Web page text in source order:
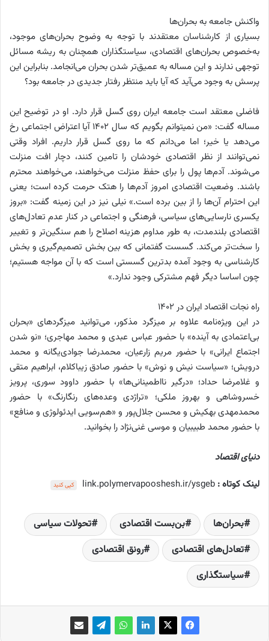
واکنش جامعه به بحران‌ها
بسیاری از کارشناسان معتقدند با توجه به وضوح بحران‌های موجود،
به‌خصوص بحران‌های اقتصادی، سیاستگذاران همچنان به ریشه مسائل
توجهی ندارند و این مساله به عمیق‌تر شدن بحران می‌انجامد. بنابراین این
پرسش به وجود می‌آید که آیا باید منتظر رفتار جدیدی در جامعه بود؟
فاضلی معتقد است جامعه ایران روی گسل قرار دارد. او در توضیح این
مساله گفت: «من نمی‎توانم بگویم که سال ۱۴۰۲ آیا اعتراض اجتماعی رخ
می‌دهد یا خیر؛ اما می‌دانم که ما روی گسل قرار داریم. افراد وقتی
نمی‌توانند از نظر اقتصادی خودشان را تامین کنند، دچار افت منزلت
می‌شوند. آدم‌ها پول را برای حفظ منزلت می‌خواهند، می‌خواهند محترم
باشند. وضعیت اقتصادی امروز آدم‌ها را هتک حرمت کرده است؛ یعنی
این احترام آن‌ها را از بین برده است.» نیلی نیز در این زمینه گفت: «بروز
یکسری نارسایی‌های سیاسی، فرهنگی و اجتماعی در کنار عدم تعادل‌های
اقتصادی بلندمدت، به طور مداوم هزینه اصلاح را هم سنگین‌تر و تغییر
را سخت‌تر می‌کند. گسست گفتمانی که بین بخش تصمیم‌گیری و بخش
کارشناسی به ‌وجود آمده بدترین گسستی است که با آن مواجه هستیم؛
چون اساسا دیگر فهم مشترکی وجود ندارد.»
راه نجات اقتصاد ایران در ۱۴۰۲
در این ویژه‌نامه علاوه بر میزگرد مذکور، می‌توانید میزگردهای «بحران
بی‌اعتمادی به آینده» با حضور عباس عبدی و محمد مهاجری؛ «نو شدن
اجتماع ایرانی» با حضور مریم زارعیان، محمدرضا جوادی‌یگانه و محمد
درویش؛ «سیاست نیش و نوش» با حضور صادق زیباکلام، ابراهیم متقی
و غلامرضا حداد؛ «درگیر نااطمینانی‌ها» با حضور داوود سوری، پرویز
خسروشاهی و بهروز ملکی؛ «تراژدی وعده‌های رنگارنگ» با حضور
محمدمهدی بهکیش و محسن جلال‌پور و «هم‌سویی ایدئولوژی و منافع»
با حضور محمد طبیبیان و موسی‌ غنی‌‌نژاد را بخوانید.
دنیای اقتصاد
لینک کوتاه : link.polymervapooshesh.ir/ysgeb کپی کنید
بحران‌ها بن‌بست اقتصادی
تحولات سیاسی
تعادل‌های اقتصادی
رونق اقتصادی
سیاستگذاری